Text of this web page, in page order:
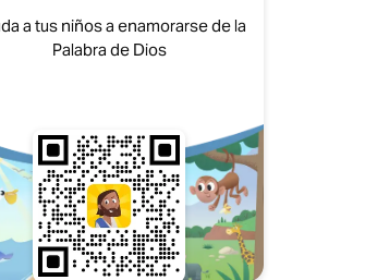
a tus niños a enamorarse de la
Palabra de Dios